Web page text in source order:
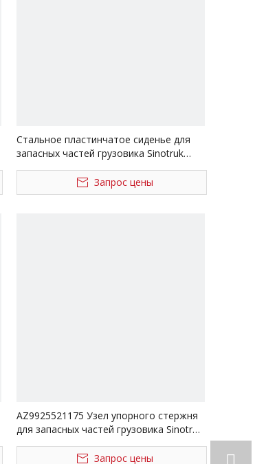
Стальное пластинчатое сиденье для
запасных частей грузовика Sinotruk
HOWO WG9925525283/WG9925525285
Запрос цены
AZ9925521175 Узел упорного стержня
для запасных частей грузовика Sinotruk
HOWO
Запрос цены